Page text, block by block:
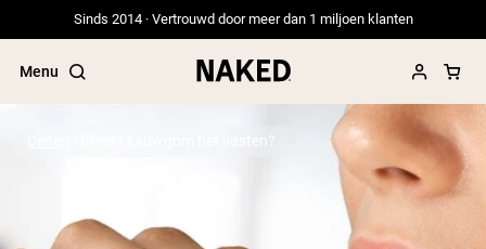
Sinds 2014 · Vertrouwd door meer dan 1 miljoen klanten
Menu
Populaire Zoektermen